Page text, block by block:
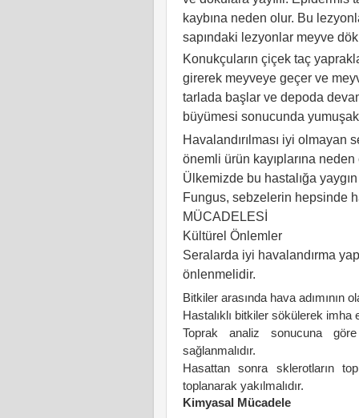
kaybına neden olur. Bu
sapındaki lezyonlar meyve
Konukçuların çiçek taç
girerek meyveye geçer ve
tarlada başlar ve depoda
büyümesi sonucunda
Havalandırılması iyi olmayan
önemli ürün kayıplarına neden
Ülkemizde bu hastalığa
Fungus, sebzelerin hepsinde
MÜCADELESİ
Kültürel Önlemler
Seralarda iyi havalandırma
önlenmelidir.
Bitkiler arasında hava adımının
Hastalıklı bitkiler sökülerek imha
Toprak analiz sonucuna
sağlanmalıdır.
Hasattan sonra sklerotların
toplanarak yakılmalıdır.
Kimyasal Mücadele